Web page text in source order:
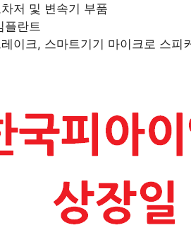
저 및 변속기 부품
플란트
이크, 스마트기기 마이크로 스피